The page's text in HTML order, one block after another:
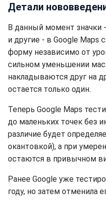
Детали
В данный момент значки
и другие - в Google Maps
форму независимо от
сильном уменьшении
накладываются друг на
остается только один.
Теперь Google Maps
до маленьких точек без
различие будет
окантовкой), а при
остаются в привычном
Ранее Google уже
году, но затем отменила